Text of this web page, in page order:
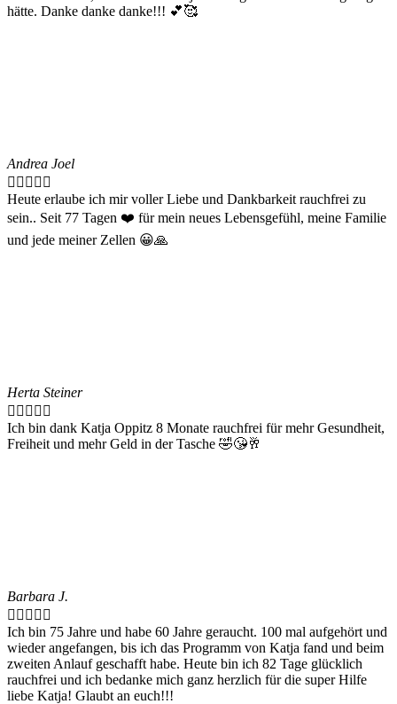
hätte. Danke danke danke!!! 💕🥰
Andrea Joel
    
Heute erlaube ich mir voller Liebe und Dankbarkeit rauchfrei zu
sein.. Seit 77 Tagen ❤️ für mein neues Lebensgefühl, meine Familie
und jede meiner Zellen 😀🙏
Herta Steiner
    
Ich bin dank Katja Oppitz 8 Monate rauchfrei für mehr Gesundheit,
Freiheit und mehr Geld in der Tasche 🤣😘🥂
Barbara J.
    
Ich bin 75 Jahre und habe 60 Jahre geraucht. 100 mal aufgehört und
wieder angefangen, bis ich das Programm von Katja fand und beim
zweiten Anlauf geschafft habe. Heute bin ich 82 Tage glücklich
rauchfrei und ich bedanke mich ganz herzlich für die super Hilfe
liebe Katja! Glaubt an euch!!!